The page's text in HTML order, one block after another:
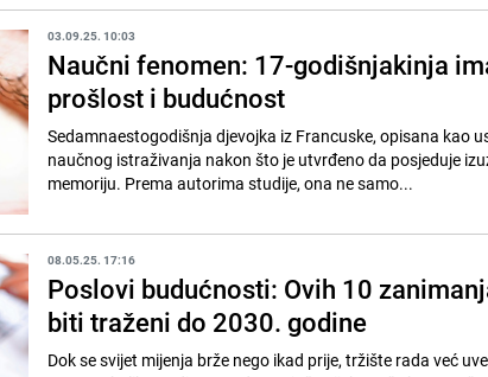
03.09.25. 10:03
Naučni fenomen: 17-godišnjakinja
prošlost i budućnost
Sedamnaestogodišnja djevojka iz Francuske, opisana kao
naučnog istraživanja nakon što je utvrđeno da posjeduje
memoriju. Prema autorima studije, ona ne samo...
08.05.25. 17:16
Poslovi budućnosti: Ovih 10
biti traženi do 2030. godine
Dok se svijet mijenja brže nego ikad prije, tržište rada već